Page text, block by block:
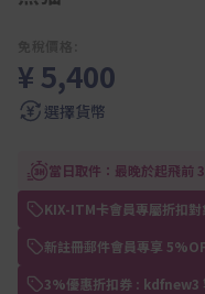
¥ 5,400
選擇貨幣
當日取件：最晚於起飛前
KIX-ITM卡會員專屬折扣對
新註冊郵件會員專享
3%優惠折扣券 : kdfnew3